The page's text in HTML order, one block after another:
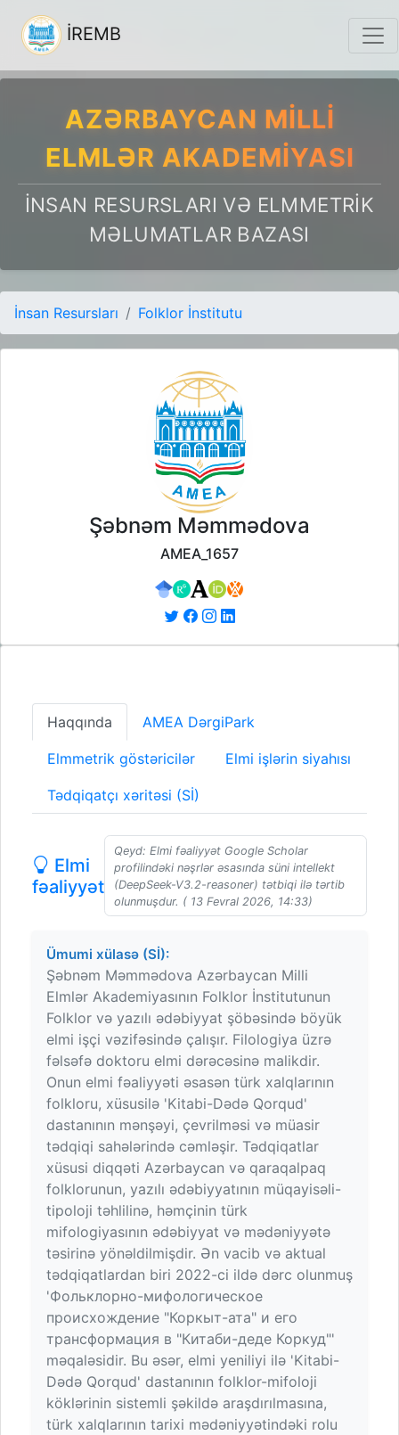
İREMB
AZƏRBAYCAN MILLI
ELMLƏR AKADEMIYASI
İNSAN RESURSLARI VƏ ELMMETRIK
MƏLUMATLAR BAZASI
İnsan Resursları Folklor İnstitutu
Şəbnəm Məmmədova
AMEA_1657
Haqqında AMEA DərgiPark
Elmmetrik göstəricilər Elmi işlərin siyahısı
Tədqiqatçı xəritəsi (Sİ)
Elmi
fəaliyyət
Qeyd: Elmi fəaliyyət Google Scholar
profilindəki nəşrlər əsasında süni intellekt
(DeepSeek-V3.2-reasoner) tətbiqi ilə tərtib
olunmuşdur. ( 13 Fevral 2026, 14:33)
Ümumi xülasə (Sİ):
Şəbnəm Məmmədova Azərbaycan Milli
Elmlər Akademiyasının Folklor İnstitutunun
Folklor və yazılı ədəbiyyat şöbəsində böyük
elmi işçi vəzifəsində çalışır. Filologiya üzrə
fəlsəfə doktoru elmi dərəcəsinə malikdir.
Onun elmi fəaliyyəti əsasən türk xalqlarının
folkloru, xüsusilə 'Kitabi-Dədə Qorqud'
dastanının mənşəyi, çevrilməsi və müasir
tədqiqi sahələrində cəmləşir. Tədqiqatlar
xüsusi diqqəti Azərbaycan və qaraqalpaq
folklorunun, yazılı ədəbiyyatının müqayisəli-
tipoloji təhlilinə, həmçinin türk
mifologiyasının ədəbiyyat və mədəniyyətə
təsirinə yönəldilmişdir. Ən vacib və aktual
tədqiqatlardan biri 2022-ci ildə dərc olunmuş
'Фольклорно-мифологическое
происхождение "Коркыт-ата" и его
трансформация в "Китаби-деде Коркуд"'
məqaləsidir. Bu əsər, elmi yeniliyi ilə 'Kitabi-
Dədə Qorqud' dastanının folklor-mifoloji
köklərinin sistemli şəkildə araşdırılmasına,
türk xalqlarının tarixi mədəniyyətindəki rolu